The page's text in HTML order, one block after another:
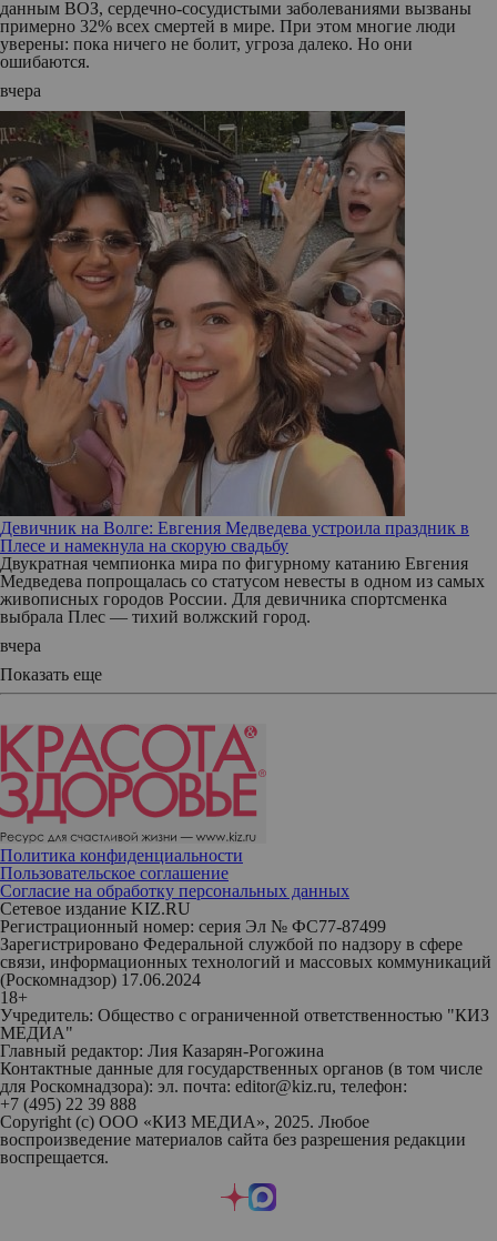
данным ВОЗ, сердечно-сосудистыми заболеваниями вызваны
примерно 32% всех смертей в мире. При этом многие люди
уверены: пока ничего не болит, угроза далеко. Но они
ошибаются.
вчера
Девичник на Волге: Евгения Медведева устроила праздник в
Плесе и намекнула на скорую свадьбу
Двукратная чемпионка мира по фигурному катанию Евгения
Медведева попрощалась со статусом невесты в одном из самых
живописных городов России. Для девичника спортсменка
выбрала Плес — тихий волжский город.
вчера
Показать еще
Политика конфиденциальности
Пользовательское соглашение
Согласие на обработку персональных данных
Сетевое издание KIZ.RU
Регистрационный номер: серия Эл № ФС77-87499
Зарегистрировано Федеральной службой по надзору в сфере
связи, информационных технологий и массовых коммуникаций
(Роскомнадзор) 17.06.2024
18+
Учредитель: Общество с ограниченной ответственностью "КИЗ
МЕДИА"
Главный редактор: Лия Казарян-Рогожина
Контактные данные для государственных органов (в том числе
для Роскомнадзора): эл. почта: editor@kiz.ru, телефон:
+7 (495) 22 39 888
Copyright (с) ООО «КИЗ МЕДИА», 2025. Любое
воспроизведение материалов сайта без разрешения редакции
воспрещается.